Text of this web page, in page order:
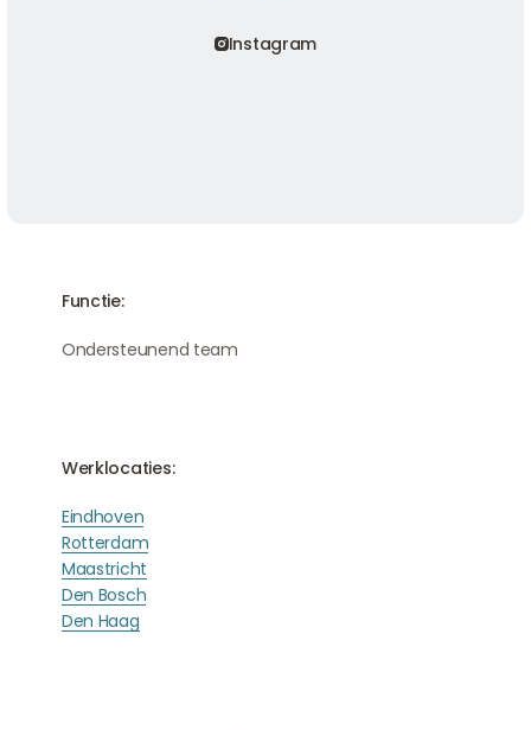
Instagram
Functie:
Ondersteunend team
Werklocaties:
Eindhoven
Rotterdam
Maastricht
Den Bosch
Den Haag